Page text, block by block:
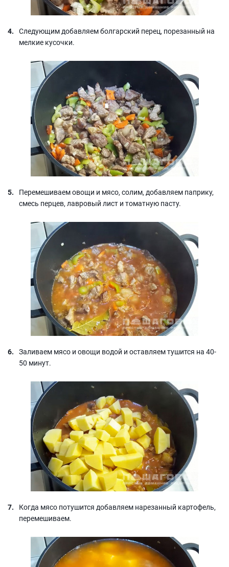
Следующим добавляем болгарский перец, порезанный на
мелкие кусочки.
Перемешиваем овощи и мясо, солим, добавляем паприку,
смесь перцев, лавровый лист и томатную пасту.
Заливаем мясо и овощи водой и оставляем тушится на 40-
50 минут.
Когда мясо потушится добавляем нарезанный картофель,
перемешиваем.